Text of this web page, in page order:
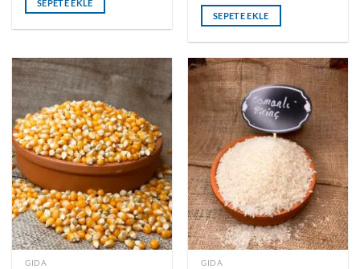
SEPETE EKLE
SEPETE EKLE
GIDA GIDA